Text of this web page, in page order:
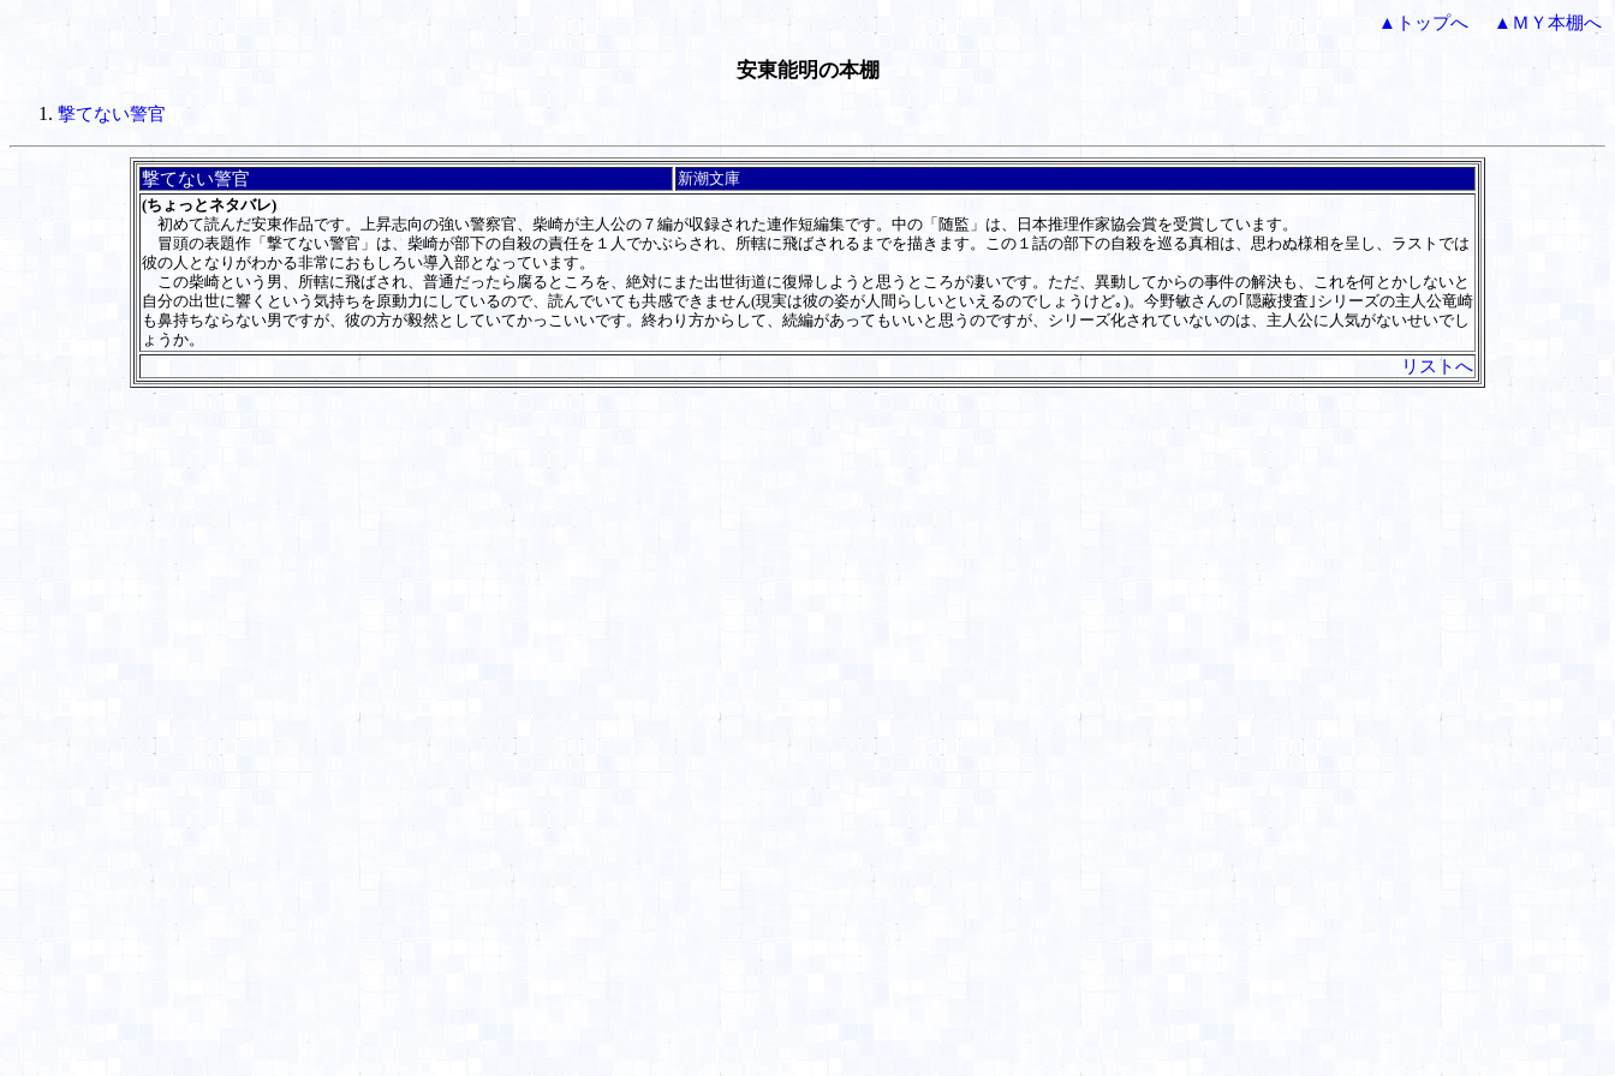
▲トップへ ▲ＭＹ本棚へ
安東能明の本棚
撃てない警官
撃てない警官
新潮文庫
(ちょっとネタバレ)
初めて読んだ安東作品です。上昇志向の強い警察官、柴崎が主人公の７編が収録された連作短編集です。中の「随監」は、日本推理作家協会賞を受賞しています。
冒頭の表題作「撃てない警官」は、柴崎が部下の自殺の責任を１人でかぶらされ、所轄に飛ばされるまでを描きます。この１話の部下の自殺を巡る真相は、思わぬ様相を呈し、ラストでは
彼の人となりがわかる非常におもしろい導入部となっています。
この柴崎という男、所轄に飛ばされ、普通だったら腐るところを、絶対にまた出世街道に復帰しようと思うところが凄いです。ただ、異動してからの事件の解決も、これを何とかしないと
自分の出世に響くという気持ちを原動力にしているので、読んでいても共感できません(現実は彼の姿が人間らしいといえるのでしょうけど｡)。今野敏さんの｢隠蔽捜査｣シリーズの主人公竜崎
も鼻持ちならない男ですが、彼の方が毅然としていてかっこいいです。終わり方からして、続編があってもいいと思うのですが、シリーズ化されていないのは、主人公に人気がないせいでし
ょうか。
リストへ